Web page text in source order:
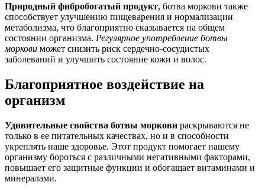
Природный фибробогатый продукт, ботва моркови также
способствует улучшению пищеварения и нормализации
метаболизма, что благоприятно сказывается на общем
состоянии организма. Регулярное употребление ботвы
моркови может снизить риск сердечно-сосудистых
заболеваний и улучшить состояние кожи и волос.
Благоприятное воздействие на
организм
Удивительные свойства ботвы моркови раскрываются не
только в ее питательных качествах, но и в способности
укреплять наше здоровье. Этот продукт помогает нашему
организму бороться с различными негативными факторами,
повышает его защитные функции и обогащает витаминами и
минералами.